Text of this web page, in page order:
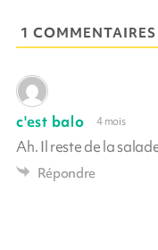
1 COMMENTAIRES
c'est balo 4 mois
Ah. Il reste de la
Répondre